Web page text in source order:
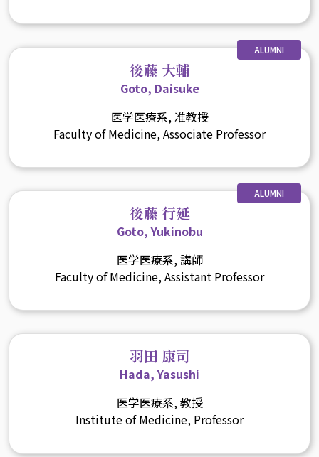
ALUMNI
後藤 大輔
Goto, Daisuke
医学医療系, 准教授
Faculty of Medicine, Associate Professor
ALUMNI
後藤 行延
Goto, Yukinobu
医学医療系, 講師
Faculty of Medicine, Assistant Professor
羽田 康司
Hada, Yasushi
医学医療系, 教授
Institute of Medicine, Professor